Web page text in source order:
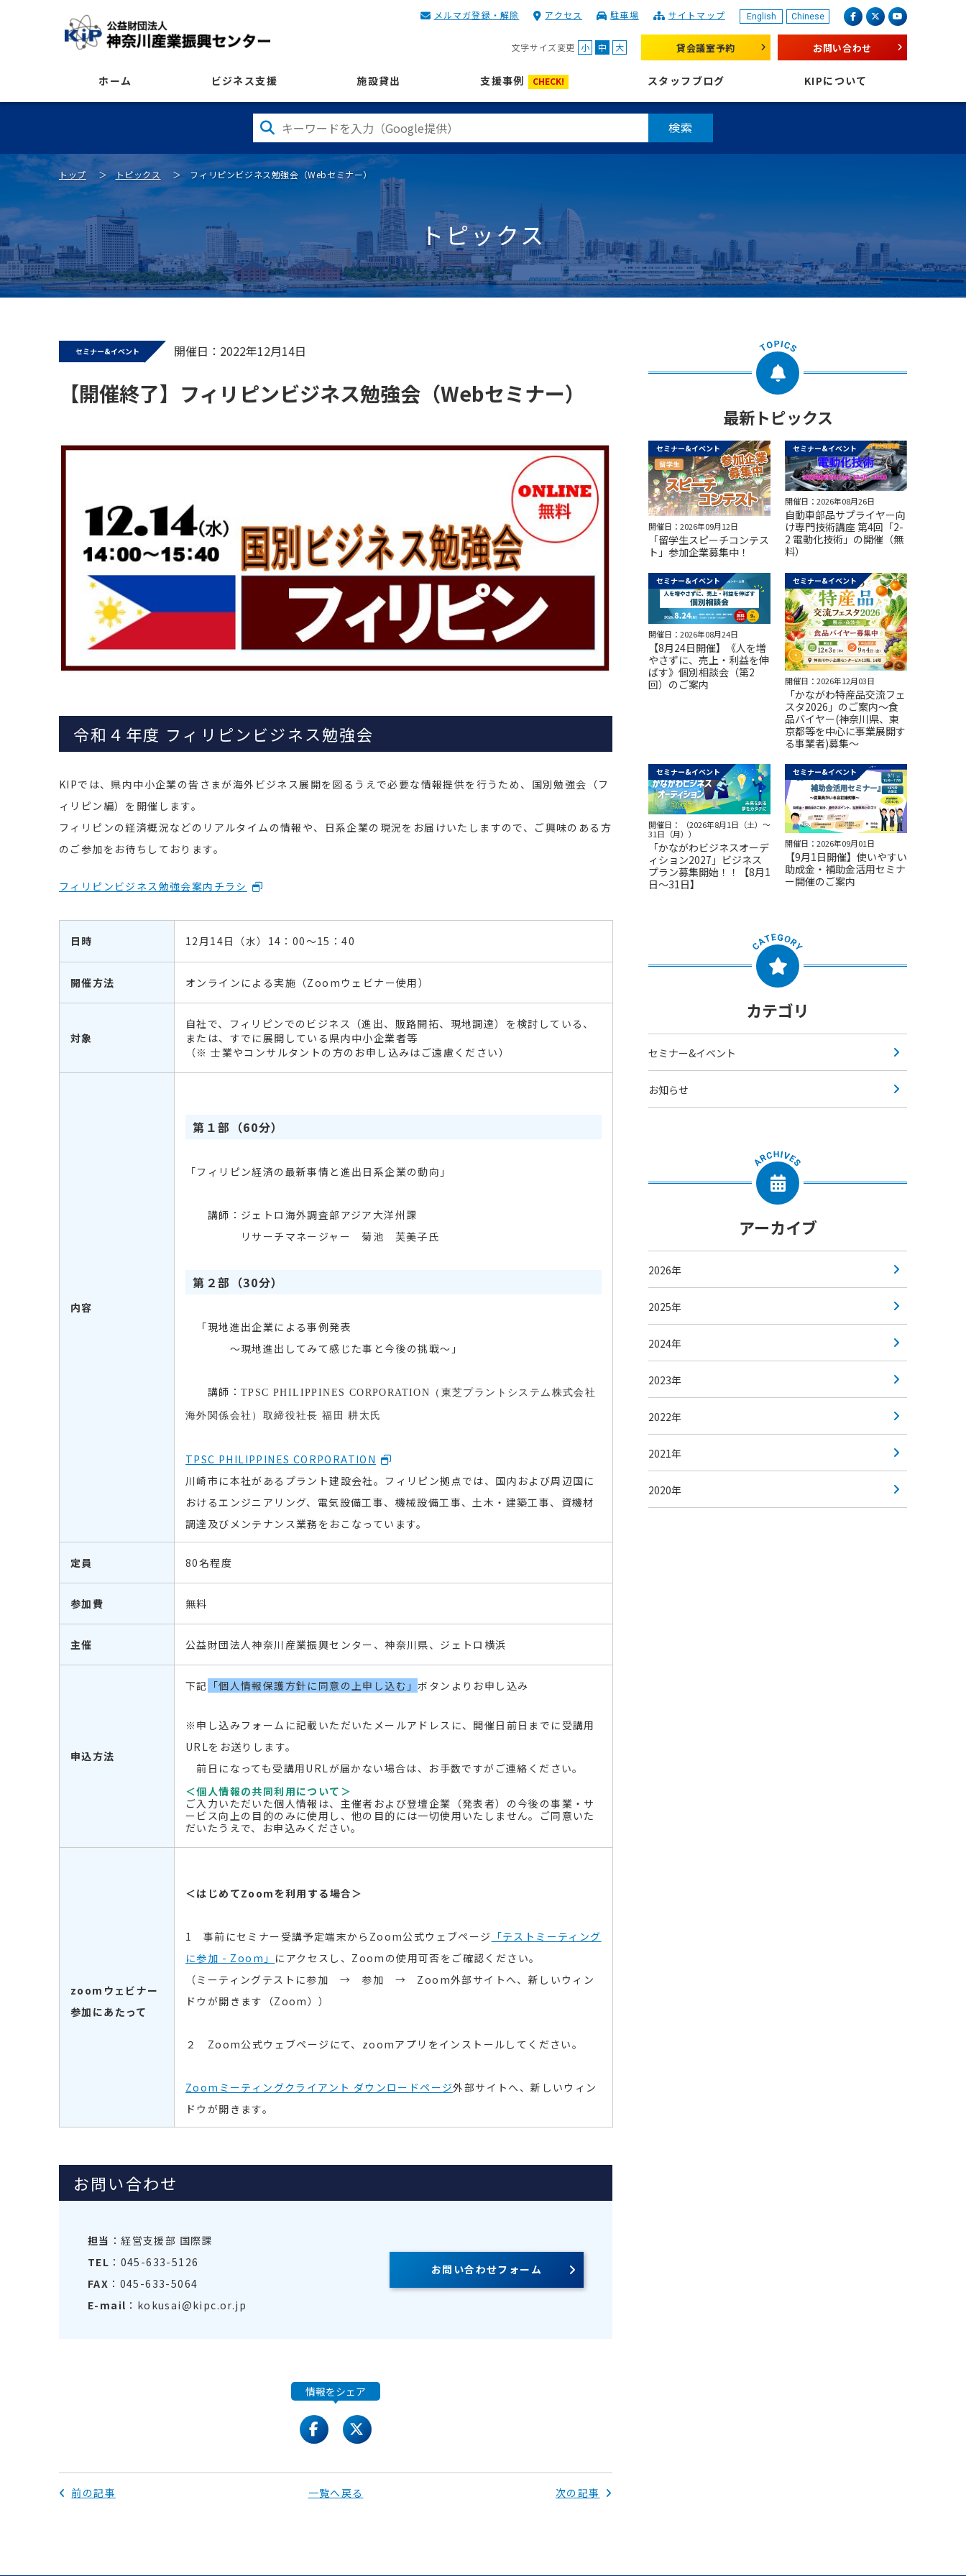
KIP | 公益財団法人 神奈川産業振興センター English Chinese facebookX（旧 twitter）
youtube
メルマガ登録・解除 アクセス 駐車場 サイトマップ
文字サイズ変更 小 中 大 貸会議室予約 お問い合わせ
ホーム ビジネス支援 施設貸出 支援事例 CHECK! スタッフブログ KIPについて
検索
トップ トピックス フィリピンビジネス勉強会（Webセミナー）
トピックス
セミナー&イベント 開催日：2022年12月14日
【開催終了】フィリピンビジネス勉強会（Webセミナー）
令和４年度 フィリピンビジネス勉強会
KIPでは、県内中小企業の皆さまが海外ビジネス展開を図るうえで必要な情報提供を行うため、国別勉強会（フ
ィリピン編）を開催します。
フィリピンの経済概況などのリアルタイムの情報や、日系企業の現況をお届けいたしますので、ご興味のある方
のご参加をお待ちしております。
フィリピンビジネス勉強会案内チラシ
日時 12月14日（水）14：00～15：40
開催方法 オンラインによる実施（Zoomウェビナー使用）
対象
自社で、フィリピンでのビジネス（進出、販路開拓、現地調達）を検討している、
または、すでに展開している県内中小企業者等
（※ 士業やコンサルタントの方のお申し込みはご遠慮ください）
内容
第１部（60分）
「フィリピン経済の最新事情と進出日系企業の動向」
講師：ジェトロ海外調査部アジア大洋州課
リサーチマネージャー 菊池 芙美子氏
第２部（30分）
「現地進出企業による事例発表
～現地進出してみて感じた事と今後の挑戦～」
講師： TPSC PHILIPPINES CORPORATION（ 東芝プラントシステム株式会社
海外関係会社）取締役社長 福田 耕太氏
TPSC PHILIPPINES CORPORATION
川崎市に本社があるプラント建設会社。フィリピン拠点では、国内および周辺国に
おけるエンジニアリング、電気設備工事、機械設備工事、土木・建築工事、資機材
調達及びメンテナンス業務をおこなっています。
定員 80名程度
参加費 無料
主催 公益財団法人神奈川産業振興センター、神奈川県、ジェトロ横浜
申込方法
下記 「個人情報保護方針に同意の上申し込む」ボタンよりお申し込み
※申し込みフォームに記載いただいたメールアドレスに、開催日前日までに受講用
URLをお送りします。
前日になっても受講用URLが届かない場合は、お手数ですがご連絡ください。
＜個人情報の共同利用について＞
ご入力いただいた個人情報は、主催者および登壇企業（発表者）の今後の事業・サ
ービス向上の目的のみに使用し、他の目的には一切使用いたしません。ご同意いた
だいたうえで、お申込みください。
zoomウェビナー
参加にあたって
＜はじめてZoomを利用する場合＞
1 事前にセミナー受講予定端末からZoom公式ウェブページ 「テストミーティング
に参加 - Zoom」 にアクセスし、Zoom の使用可否をご確認ください。
（ミーティングテストに参加 → 参加 → Zoom外部サイトへ、新しいウィン
ドウが開きます（Zoom））
２ Zoom公式ウェブページにて、 zoomアプリをインストールしてください。
Zoomミーティングクライアント ダウンロードページ外部サイトへ、新しいウィン
ドウが開きます。
お問い合わせ
担当 ：経営支援部 国際課
TEL ：045-633-5126
FAX ：045-633-5064
E-mail ：kokusai@kipc.or.jp
お問い合わせフォーム
情報をシェア
facebooktwitter
前の記事 一覧へ戻る 次の記事
最新トピックス
セミナー&イベント
開催日：2026年09月12日
「留学生スピーチコンテス
ト」参加企業募集中！
セミナー&イベント
開催日：2026年08月26日
自動車部品サプライヤー向
け専門技術講座 第4回「2-
2 電動化技術」の開催（無
料）
セミナー&イベント
開催日：2026年08月24日
【8月24日開催】《人を増
やさずに、売上・利益を伸
ばす》個別相談会（第2
回）のご案内
セミナー&イベント
開催日：2026年12月03日
「かながわ特産品交流フェ
スタ2026」のご案内～食
品バイヤー(神奈川県、東
京都等を中心に事業展開す
る事業者)募集～
セミナー&イベント
開催日： （2026年8月1日（土）～
31日（月））
「かながわビジネスオーデ
ィション2027」ビジネス
プラン募集開始！！【8月1
日～31日】
セミナー&イベント
開催日：2026年09月01日
【9月1日開催】使いやすい
助成金・補助金活用セミナ
ー開催のご案内
カテゴリ
セミナー&イベント
お知らせ
アーカイブ
2026年
2025年
2024年
2023年
2022年
2021年
2020年